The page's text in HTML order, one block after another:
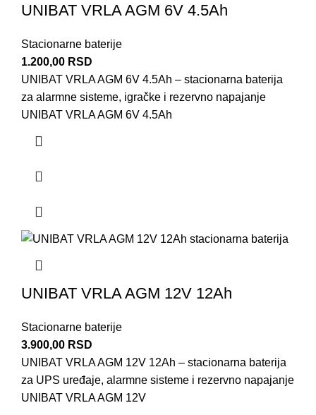
UNIBAT VRLA AGM 6V 4.5Ah
Stacionarne baterije
1.200,00 RSD
UNIBAT VRLA AGM 6V 4.5Ah – stacionarna baterija
za alarmne sisteme, igračke i rezervno napajanje
UNIBAT VRLA AGM 6V 4.5Ah
UNIBAT VRLA AGM 12V 12Ah
Stacionarne baterije
3.900,00 RSD
UNIBAT VRLA AGM 12V 12Ah – stacionarna baterija
za UPS uređaje, alarmne sisteme i rezervno napajanje
UNIBAT VRLA AGM 12V